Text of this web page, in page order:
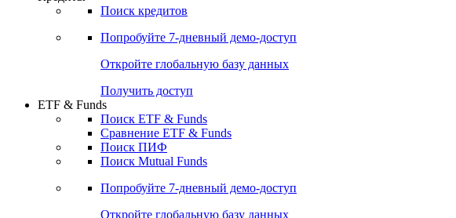
Откройте глобальную базу данных
Получить доступ
Кредиты
Поиск кредитов
Попробуйте7-дневный
Откройте глобальную базу данных
Получить доступ
ETF & Funds
Поиск ETF & Funds
Сравнение ETF & Funds
Поиск ПИФ
Поиск Mutual Funds